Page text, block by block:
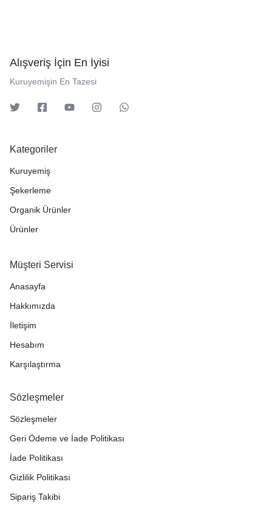
Alışveriş İçin En İyisi
Kuruyemişin En Tazesi
Kategoriler
Kuruyemiş
Şekerleme
Organik Ürünler
Ürünler
Müşteri Servisi
Anasayfa
Hakkımızda
İletişim
Hesabım
Karşılaştırma
Sözleşmeler
Sözleşmeler
Geri Ödeme ve İade Politikası
İade Politikası
Gizlilik Politikası
Sipariş Takibi